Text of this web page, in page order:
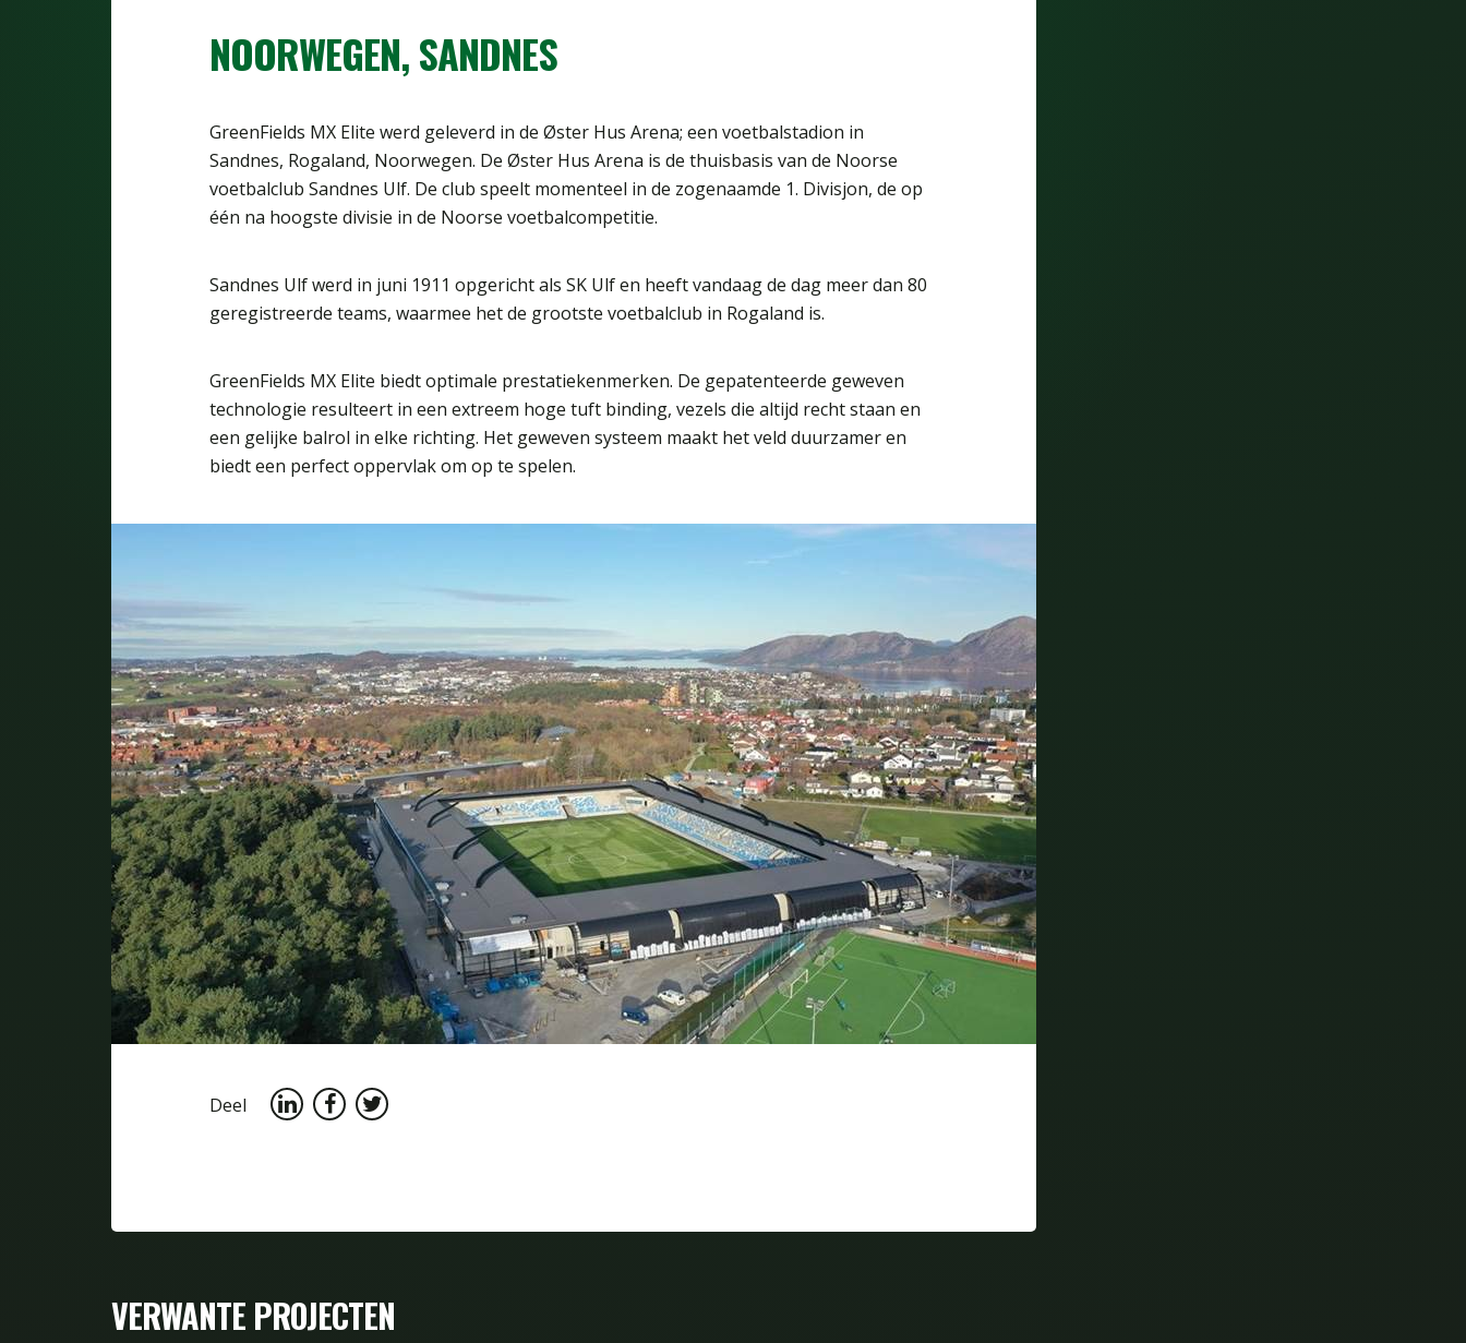
NOORWEGEN, SANDNES
GreenFields MX Elite werd geleverd in de Øster Hus Arena; een voetbalstadion in
Sandnes, Rogaland, Noorwegen. De Øster Hus Arena is de thuisbasis van de Noorse
voetbalclub Sandnes Ulf. De club speelt momenteel in de zogenaamde 1. Divisjon, de op
één na hoogste divisie in de Noorse voetbalcompetitie.
Sandnes Ulf werd in juni 1911 opgericht als SK Ulf en heeft vandaag de dag meer dan 80
geregistreerde teams, waarmee het de grootste voetbalclub in Rogaland is.
GreenFields MX Elite biedt optimale prestatiekenmerken. De gepatenteerde geweven
technologie resulteert in een extreem hoge tuft binding, vezels die altijd recht staan en
een gelijke balrol in elke richting. Het geweven systeem maakt het veld duurzamer en
biedt een perfect oppervlak om op te spelen.
Deel
VERWANTE PROJECTEN